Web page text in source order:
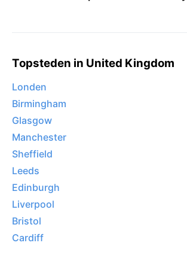
Topsteden in United Kingdom
Londen
Birmingham
Glasgow
Manchester
Sheffield
Leeds
Edinburgh
Liverpool
Bristol
Cardiff